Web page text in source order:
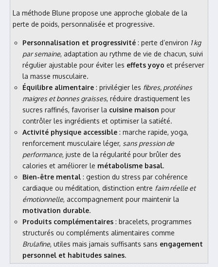
La méthode Blune propose une approche globale de la
perte de poids, personnalisée et progressive.
Personnalisation et progressivité : perte d’environ 1 kg
par semaine, adaptation au rythme de vie de chacun, suivi
régulier ajustable pour éviter les effets yoyo et préserver
la masse musculaire.
Équilibre alimentaire : privilégier les fibres, protéines
maigres et bonnes graisses, réduire drastiquement les
sucres raffinés, favoriser la cuisine maison pour
contrôler les ingrédients et optimiser la satiété.
Activité physique accessible : marche rapide, yoga,
renforcement musculaire léger, sans pression de
performance, juste de la régularité pour brûler des
calories et améliorer le métabolisme basal.
Bien-être mental : gestion du stress par cohérence
cardiaque ou méditation, distinction entre faim réelle et
émotionnelle, accompagnement pour maintenir la
motivation durable.
Produits complémentaires : bracelets, programmes
structurés ou compléments alimentaires comme
Brulafine, utiles mais jamais suffisants sans engagement
personnel et habitudes saines.